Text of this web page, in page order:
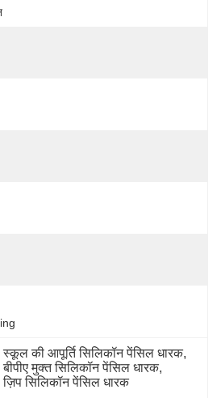
स्कूल की आपूर्ति सिलिकॉन पेंसिल धारक,
बीपीए मुक्त सिलिकॉन पेंसिल धारक,
ज़िप सिलिकॉन पेंसिल धारक